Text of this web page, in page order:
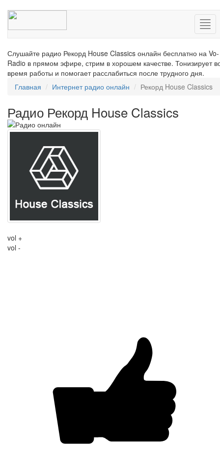
Слушайте радио Рекорд House Classics онлайн бесплатно на Vo-
Radio в прямом эфире, стрим в хорошем качестве. Тонизирует
время работы и помогает расслабиться после трудного дня.
Главная
Интернет радио онлайн Рекорд House Classics
Радио Рекорд House Classics
vol +
vol -